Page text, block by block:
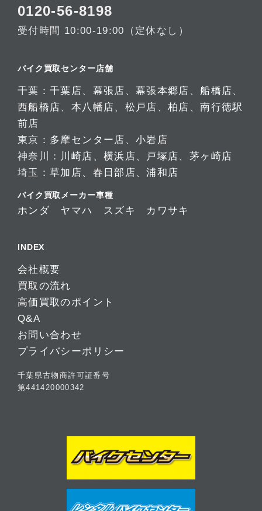
0120-56-8198
受付時間 10:00-19:00（定休なし）
バイク買取センター店舗
千葉：千葉店、 幕張店 、幕張本郷店 、船橋店、
西船橋店、 本八幡店、 松戸店 、柏店 、南行徳駅
前店
東京： 多摩センター店 、 小岩店
神奈川： 川崎店 、 横浜店、 戸塚店、 茅ヶ崎店
埼玉：草加店、 春日部店、浦和店
バイク買取メーカー車種
ホンダ ヤマハ スズキ カワサキ
INDEX
会社概要
買取の流れ
高価買取のポイント
Q&A
お問い合わせ
プライバシーポリシー
千葉県古物商許可証番号
第441420000342